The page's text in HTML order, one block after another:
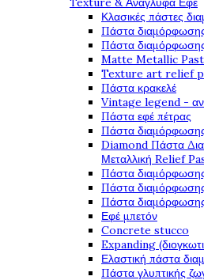
Κλασικές πάστες
Πάστα
Πάστα
Matte Metallic
Texture art relief
Πάστα κρακελέ
Vintage legend -
Πάστα εφέ πέτρας
Πάστα διαμόρφωσης
Diamond Πάστα
Μεταλλική Relief
Πάστα
Πάστα
Πάστα διαμόρφωσης
Εφέ μπετόν
Concrete stucco
Expanding
Ελαστική πάστα
Πάστα γλυπτικής